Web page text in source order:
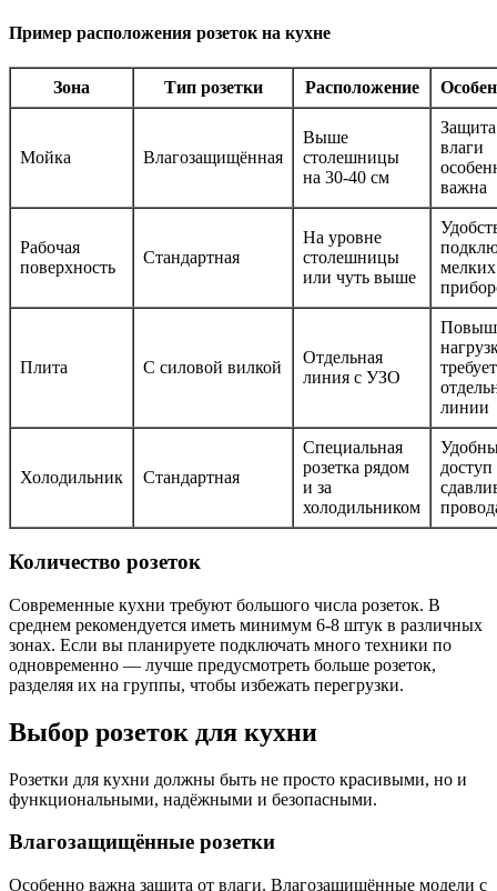
Пример расположения розеток на кухне
Зона Тип розетки Расположение
Мойка Влагозащищённая
Выше
столешницы
на 30-40 см
влаги
важна
Рабочая
поверхность
Стандартная
На уровне
столешницы
или чуть выше
мелких
Плита С силовой вилкой
Отдельная
линия с УЗО
требует
линии
Холодильник Стандартная
Специальная
розетка рядом
и за
холодильником
доступ
Количество розеток
Современные кухни требуют большого числа розеток. В
среднем рекомендуется иметь минимум 6-8 штук в различных
зонах. Если вы планируете подключать много техники по
одновременно — лучше предусмотреть больше розеток,
разделяя их на группы, чтобы избежать перегрузки.
Выбор розеток для кухни
Розетки для кухни должны быть не просто красивыми, но и
функциональными, надёжными и безопасными.
Влагозащищённые розетки
Особенно важна защита от влаги. Влагозащищённые модели с